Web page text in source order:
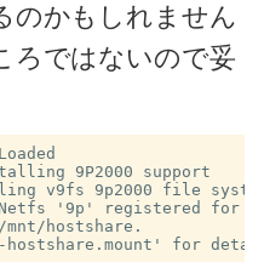
のかもしれません
ろではないので妥
9P2000 support
v9fs 9p2000 file
Netfs '9p' registered for
hostshare.